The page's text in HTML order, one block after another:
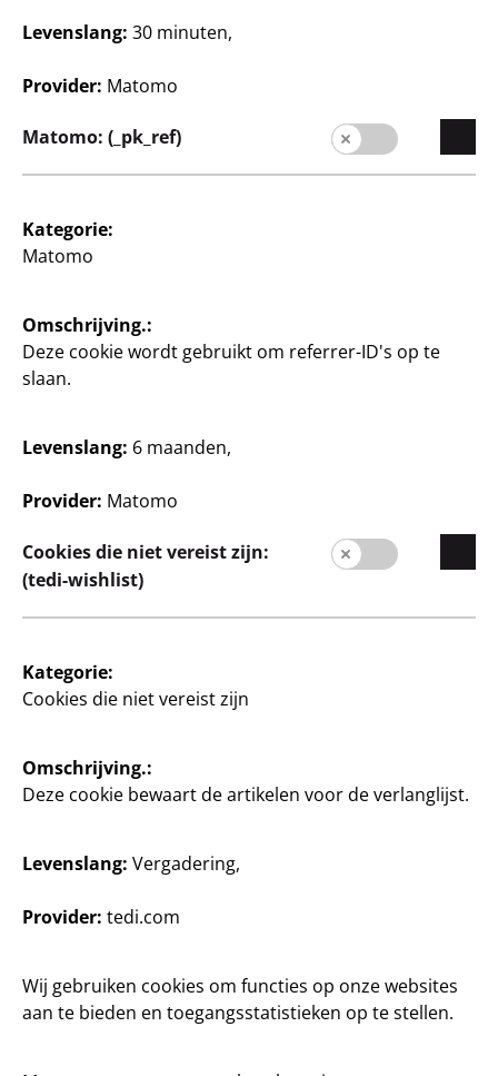
Eenhoorn Wol
20 €/kg
Bedrijf
Expansie
Duurzaamheid
Contact
Filiaalzoeker
Contact
Levenslang: 30 minuten,
Provider: Matomo
Matomo: (_pk_ref)
Kategorie:
Matomo
Omschrijving.:
Deze cookie wordt gebruikt om referrer-ID's op te
slaan.
Levenslang: 6 maanden,
Provider: Matomo
Cookies die niet vereist zijn:
(tedi-wishlist)
Kategorie:
Cookies die niet vereist zijn
Omschrijving.:
Deze cookie bewaart de artikelen voor de verlanglijst.
Levenslang: Vergadering,
Provider: tedi.com
Wij gebruiken cookies om functies op onze websites
aan te bieden en toegangsstatistieken op te stellen.